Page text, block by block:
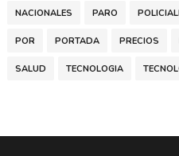
NACIONALES PARO
POR PORTADA PRECIOS
SALUD TECNOLOGIA